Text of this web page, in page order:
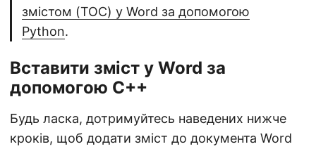
змістом (TOC) у Word за допомогою
Python.
Вставити зміст у Word за
допомогою C++
Будь ласка, дотримуйтесь наведених нижче
кроків, щоб додати зміст до документа Word